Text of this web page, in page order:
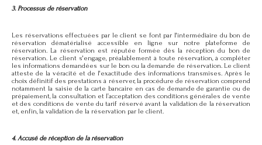
3. Processus de réservation
Les réservations effectuées par le client se font par l'intermédiaire du bon de
réservation dématérialisé accessible en ligne sur notre plateforme de
réservation. La réservation est réputée formée dès la réception du bon de
réservation. Le client s'engage, préalablement à toute réservation, à compléter
les informations demandées sur le bon ou la demande de réservation. Le client
atteste de la véracité et de l'exactitude des informations transmises. Après le
choix définitif des prestations à réserver, la procédure de réservation comprend
notamment la saisie de la carte bancaire en cas de demande de garantie ou de
prépaiement, la consultation et l’acceptation des conditions générales de vente
et des conditions de vente du tarif réservé avant la validation de la réservation
et, enfin, la validation de la réservation par le client.
4. Accusé de réception de la réservation